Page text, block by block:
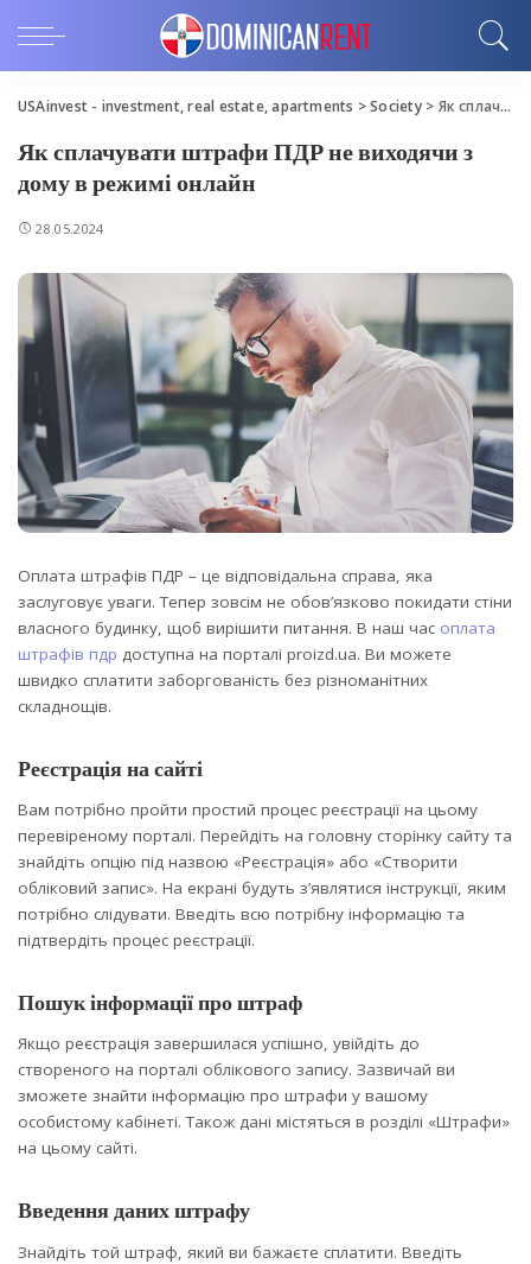
USAinvest - investment, real estate, apartments >Society> Як сплачувати штрафи ПДР не виходячи з дому в режимі онлайн
Як сплачувати штрафи ПДР не виходячи з
дому в режимі онлайн
28.05.2024
Оплата штрафів ПДР – це відповідальна справа, яка
заслуговує уваги. Тепер зовсім не обов’язково покидати стіни
власного будинку, щоб вирішити питання. В наш час оплата
штрафів пдр доступна на порталі proizd.ua. Ви можете
швидко сплатити заборгованість без різноманітних
складнощів.
Реєстрація на сайті
Вам потрібно пройти простий процес реєстрації на цьому
перевіреному порталі. Перейдіть на головну сторінку сайту та
знайдіть опцію під назвою «Реєстрація» або «Створити
обліковий запис». На екрані будуть з’являтися інструкції, яким
потрібно слідувати. Введіть всю потрібну інформацію та
підтвердіть процес реєстрації.
Пошук інформації про штраф
Якщо реєстрація завершилася успішно, увійдіть до
створеного на порталі облікового запису. Зазвичай ви
зможете знайти інформацію про штрафи у вашому
особистому кабінеті. Також дані містяться в розділі «Штрафи»
на цьому сайті.
Введення даних штрафу
Знайдіть той штраф, який ви бажаєте сплатити. Введіть